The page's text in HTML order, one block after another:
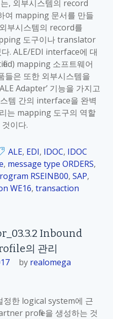
, 외부시스템의 record
여 mapping 문서를 만들
부시스템의 record를
도구이나 translator
. ALE/EDI interface에 대
mapping 소프트웨어
들은 또한 외부시스템을
Adapter’ 기능을 가지고
템 간의 interface을 완벽
는 mapping 도구의 역할
이다.
ALE, EDI, IDOC, IDOC
, message type ORDERS,
RSEINB00, SAP,
WE16, transaction
Inbound
의 관리
by realomega
정한 logical system에 근
profile을 생성하는 것